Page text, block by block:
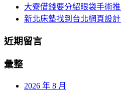
大寮借錢要分紹眼袋手術
新北床墊找到台北網頁設
近期留言
彙整
2026 年 8 月